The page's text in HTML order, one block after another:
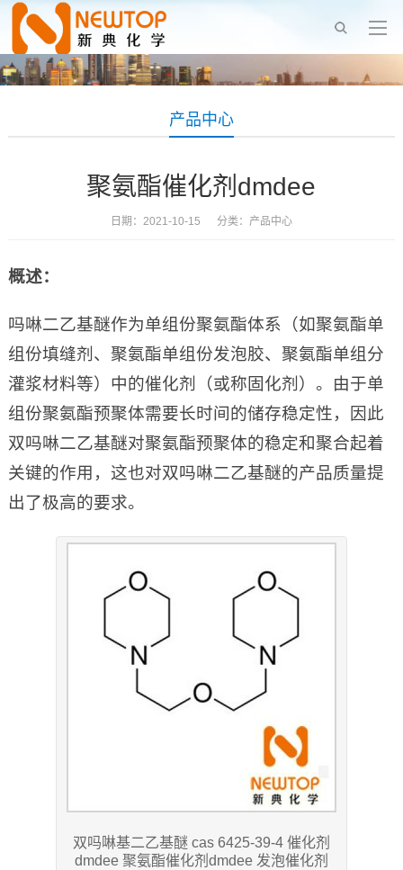
产品中心
聚氨酯催化剂dmdee
日期：2021-10-15 分类： 产品中心
概述：
吗啉二乙基醚作为单组份聚氨酯体系（如聚氨酯单
组份填缝剂、聚氨酯单组份发泡胶、聚氨酯单组分
灌浆材料等）中的催化剂（或称固化剂）。由于单
组份聚氨酯预聚体需要长时间的储存稳定性，因此
双吗啉二乙基醚对聚氨酯预聚体的稳定和聚合起着
关键的作用，这也对双吗啉二乙基醚的产品质量提
出了极高的要求。
双吗啉基二乙基醚 cas 6425-39-4 催化剂
dmdee 聚氨酯催化剂dmdee 发泡催化剂